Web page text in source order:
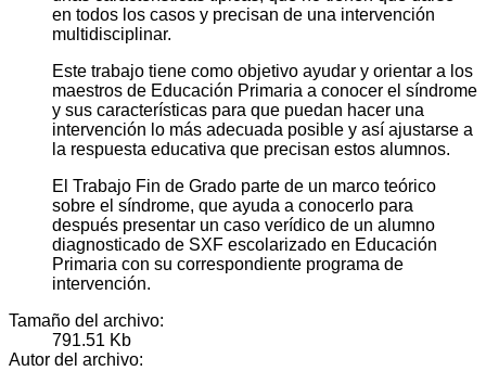
en todos los casos y precisan de una intervención
multidisciplinar.
Este trabajo tiene como objetivo ayudar y orientar a los
maestros de Educación Primaria a conocer el síndrome
y sus características para que puedan hacer una
intervención lo más adecuada posible y así ajustarse a
la respuesta educativa que precisan estos alumnos.
El Trabajo Fin de Grado parte de un marco teórico
sobre el síndrome, que ayuda a conocerlo para
después presentar un caso verídico de un alumno
diagnosticado de SXF escolarizado en Educación
Primaria con su correspondiente programa de
intervención.
Tamaño del archivo:
791.51 Kb
Autor del archivo: